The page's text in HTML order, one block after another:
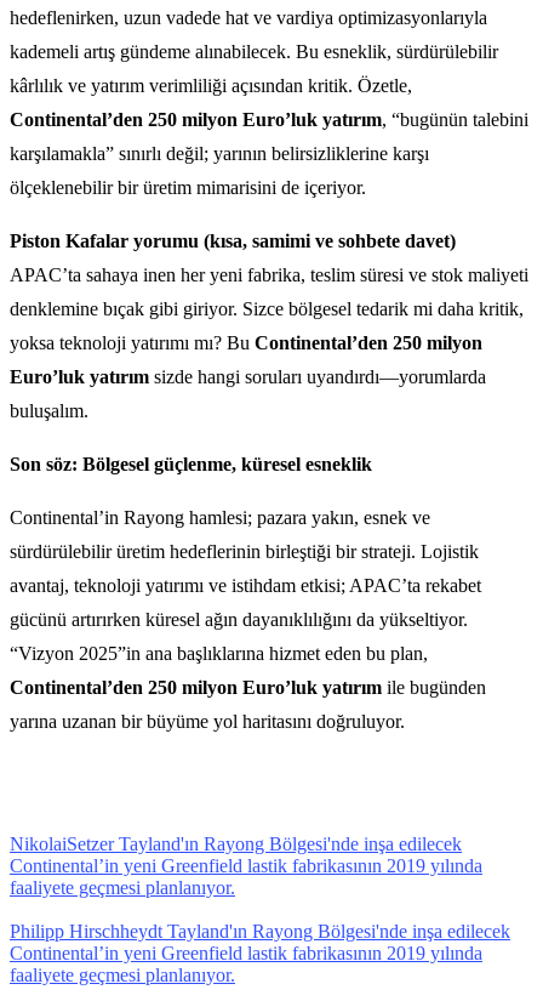
hedeflenirken, uzun vadede hat ve vardiya optimizasyonlarıyla
kademeli artış gündeme alınabilecek. Bu esneklik, sürdürülebilir
kârlılık ve yatırım verimliliği açısından kritik. Özetle,
Continental’den 250 milyon Euro’luk yatırım, “bugünün talebini
karşılamakla” sınırlı değil; yarının belirsizliklerine karşı
ölçeklenebilir bir üretim mimarisini de içeriyor.
Piston Kafalar yorumu (kısa, samimi ve sohbete davet)
APAC’ta sahaya inen her yeni fabrika, teslim süresi ve stok maliyeti
denklemine bıçak gibi giriyor. Sizce bölgesel tedarik mi daha kritik,
yoksa teknoloji yatırımı mı? Bu Continental’den 250 milyon
Euro’luk yatırım sizde hangi soruları uyandırdı—yorumlarda
buluşalım.
Son söz: Bölgesel güçlenme, küresel esneklik
Continental’in Rayong hamlesi; pazara yakın, esnek ve
sürdürülebilir üretim hedeflerinin birleştiği bir strateji. Lojistik
avantaj, teknoloji yatırımı ve istihdam etkisi; APAC’ta rekabet
gücünü artırırken küresel ağın dayanıklılığını da yükseltiyor.
“Vizyon 2025”in ana başlıklarına hizmet eden bu plan,
Continental’den 250 milyon Euro’luk yatırım ile bugünden
yarına uzanan bir büyüme yol haritasını doğruluyor.
NikolaiSetzer Tayland'ın Rayong Bölgesi'nde inşa edilecek
Continental’in yeni Greenfield lastik fabrikasının 2019 yılında
faaliyete geçmesi planlanıyor.
Philipp Hirschheydt Tayland'ın Rayong Bölgesi'nde inşa edilecek
Continental’in yeni Greenfield lastik fabrikasının 2019 yılında
faaliyete geçmesi planlanıyor.